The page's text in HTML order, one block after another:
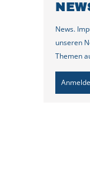
News.
unseren
Themen